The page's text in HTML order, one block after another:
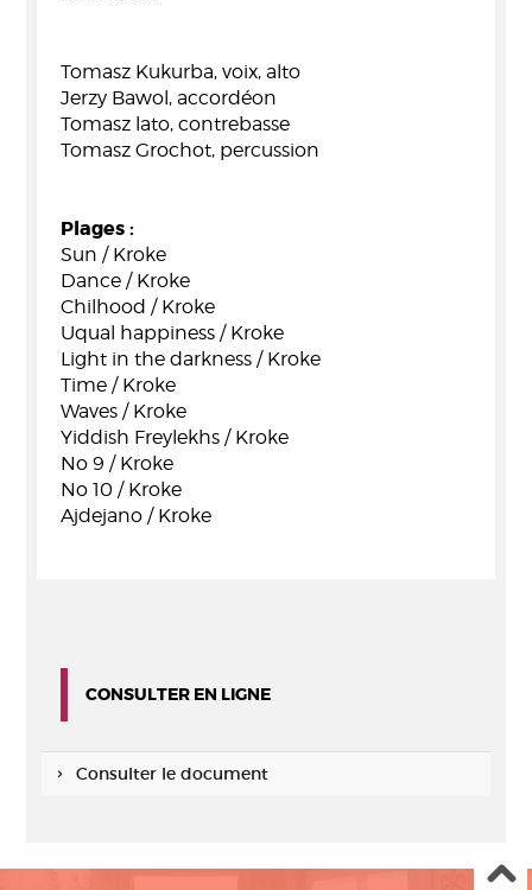
Tomasz Kukurba, voix, alto
Jerzy Bawol, accordéon
Tomasz lato, contrebasse
Tomasz Grochot, percussion
Plages :
Sun / Kroke
Dance / Kroke
Chilhood / Kroke
Uqual happiness / Kroke
Light in the darkness / Kroke
Time / Kroke
Waves / Kroke
Yiddish Freylekhs / Kroke
No 9 / Kroke
No 10 / Kroke
Ajdejano / Kroke
CONSULTER EN LIGNE
Consulter le document